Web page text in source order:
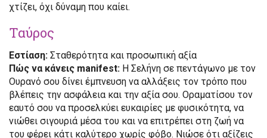
χτίζει, όχι δύναμη που καίει.
Ταύρος
Εστίαση: Σταθερότητα και προσωπική αξία
Πώς να κάνεις manifest: Η Σελήνη σε πεντάγωνο με τον
Ουρανό σου δίνει έμπνευση να αλλάξεις τον τρόπο που
βλέπεις την ασφάλεια και την αξία σου. Οραματίσου τον
εαυτό σου να προσελκύει ευκαιρίες με φυσικότητα, να
νιώθει σιγουριά μέσα του και να επιτρέπει στη ζωή να
του φέρει κάτι καλύτερο χωρίς φόβο. Νιώσε ότι αξίζεις